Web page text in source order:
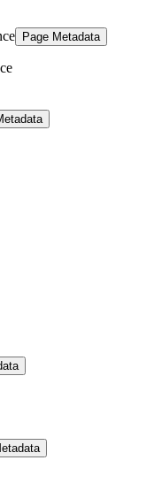
Page Metadata